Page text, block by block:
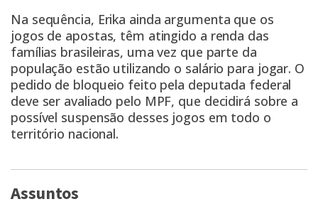
Na sequência, Erika ainda argumenta que os
jogos de apostas, têm atingido a renda das
famílias brasileiras, uma vez que parte da
população estão utilizando o salário para jogar. O
pedido de bloqueio feito pela deputada federal
deve ser avaliado pelo MPF, que decidirá sobre a
possível suspensão desses jogos em todo o
território nacional.
Assuntos